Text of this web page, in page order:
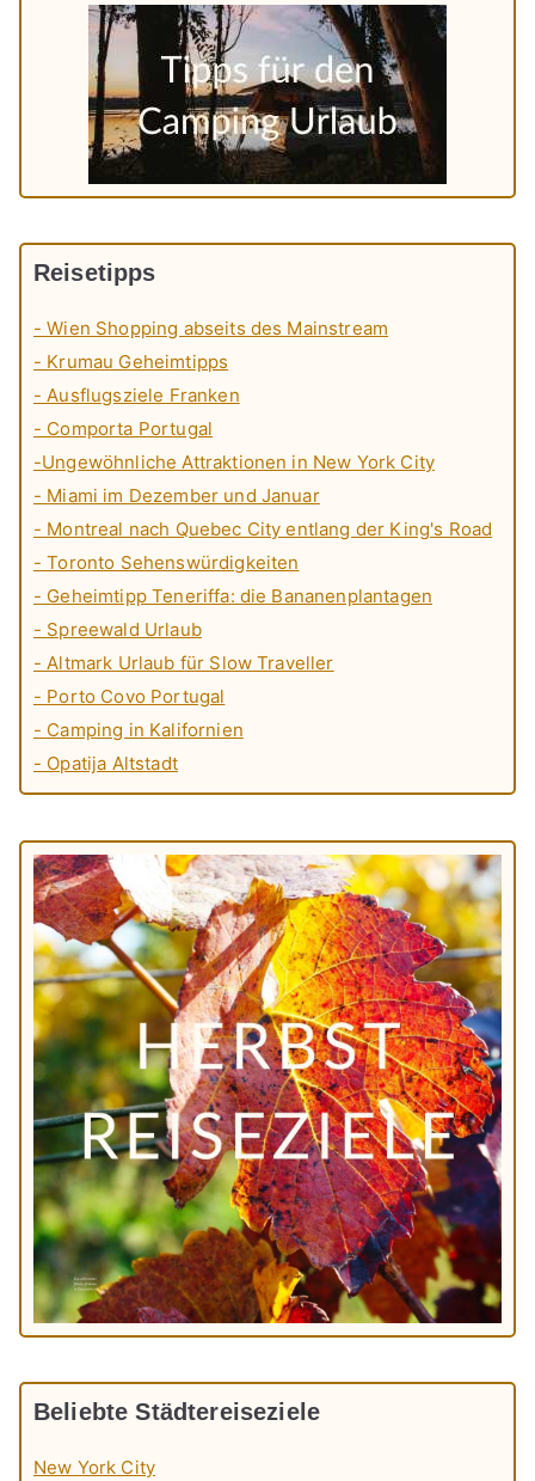
Reisetipps
- Wien Shopping abseits des Mainstream
- Krumau Geheimtipps
- Ausflugsziele Franken
- Comporta Portugal
-Ungewöhnliche Attraktionen in New York City
- Miami im Dezember und Januar
- Montreal nach Quebec City entlang der King's Road
- Toronto Sehenswürdigkeiten
- Geheimtipp Teneriffa: die Bananenplantagen
- Spreewald Urlaub
- Altmark Urlaub für Slow Traveller
- Porto Covo Portugal
- Camping in Kalifornien
- Opatija Altstadt
Beliebte Städtereiseziele
New York City